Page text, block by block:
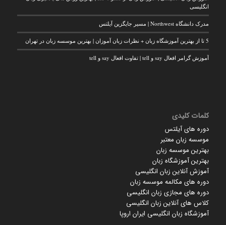
انگلیسی
مدرک دانشگاه Northwest | مسیر جایگزین آیلتس
5 تا از بهترین آموزشگاه زبان + نظرات زبان آموزان | بهترین موسسه زبان در تهران
آموزش گرامر افعال say و tell | تفاوت افعال say و tell
کلمات کلیدی
دوره های آیلتس
موسسه زبان معتبر
بهترین موسسه زبان
بهترین آموزشگاه زبان
آموزش آنلاین زبان انگلیسی
دوره های مکالمه موسسه زبان
دوره های مجازی زبان انگلیسی
کلاس های آنلاین زبان انگلیسی
آموزشگاه زبان انگلیسی ایران اروپا